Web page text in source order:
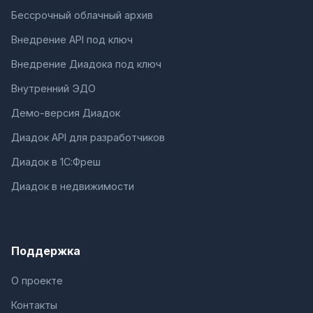
Бессрочный облачный архив
Внедрение API под ключ
Внедрение Диадока под ключ
Внутренний ЭДО
Демо-версия Диадок
Диадок API для разработчиков
Диадок в 1С:Фреш
Диадок в недвижимости
Поддержка
О проекте
Контакты